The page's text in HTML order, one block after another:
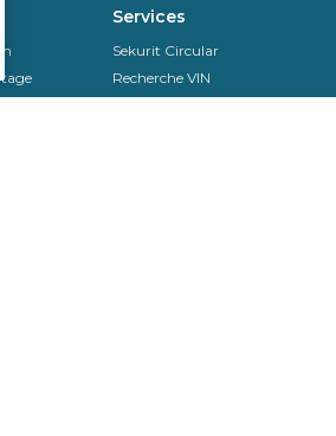
Services
Sekurit Circular
Recherche VIN